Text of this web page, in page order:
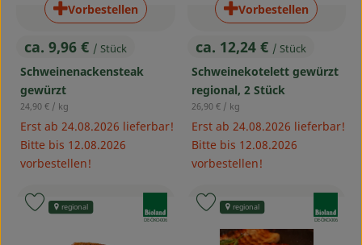
, Preis:
ca. 9,96 € / Stück
Schweinenackensteak
gewürzt
, Referenzpreis:
24,90 € / kg
Erst ab 24.08.2026 lieferbar!
Bitte bis 12.08.2026
vorbestellen!
Vorbestellen
, Preis:
ca. 12,24 € / Stück
Schweinekotelett gewürzt
regional, 2 Stück
, Referenzpreis:
26,90 € / kg
Erst ab 24.08.2026 lieferbar!
Bitte bis 12.08.2026
vorbestellen!
Vorbestellen
, Kontrollstelle:
DE-ÖKO-006
regional
Produkt zu Favouriten hinzufügen
, Kontrollstelle:
DE-ÖKO-006
regional
Produkt zu Favouriten